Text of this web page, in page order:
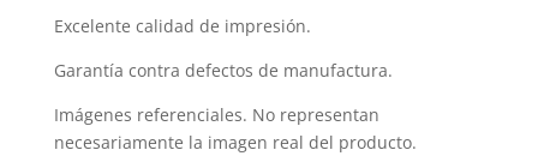
Excelente calidad de impresión.
Garantía contra defectos de manufactura.
Imágenes referenciales. No representan
necesariamente la imagen real del producto.